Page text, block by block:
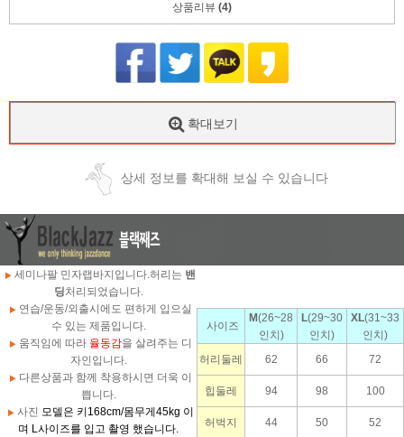
상품리뷰 (4)
확대보기
상세 정보를 확대해 보실 수 있습니다
세미나팔 민자랩바지입니다.허리는 밴
딩처리되었습니다.
연습/운동/외출시에도 편하게 입으실
수 있는 제품입니다.
움직임에 따라 율동감을 살려주는 디
자인입니다.
다른상품과 함께 착용하시면 더욱 이
쁩니다.
사진 모델은 키168cm/몸무게45kg 이
며 L사이즈를 입고 촬영 했습니다.
사이즈
M(26~28
인치)
L(29~30
인치)
XL(31~33
인치)
허리둘레
62 66 72
힙둘레 94 98 100
허벅지 44 50 52